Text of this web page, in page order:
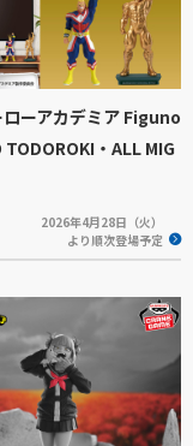
ーアカデミア Figuno
TODOROKI・ALL MIG
2026年4月28日（火）
より順次登場予定